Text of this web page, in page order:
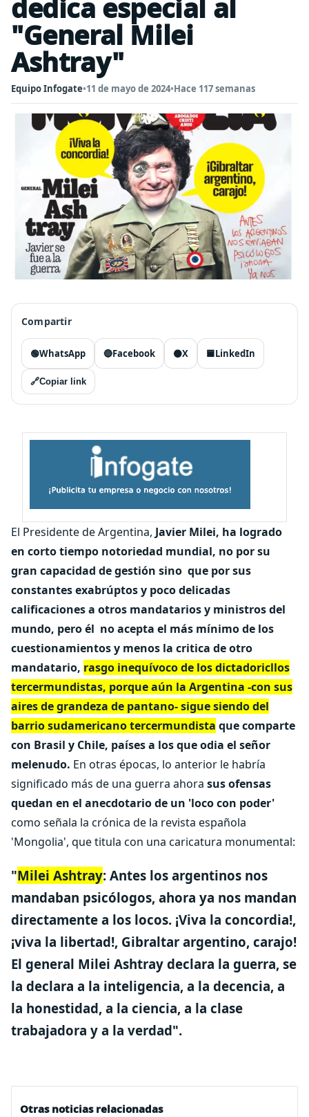
dedica especial al
"General Milei
Ashtray"
Equipo Infogate•11 de mayo de 2024•Hace 117 semanas
Compartir
🟢WhatsApp 🔵Facebook ⚫X 🟦LinkedIn
🔗Copiar link
El Presidente de Argentina, Javier Milei, ha logrado
en corto tiempo notoriedad mundial, no por su
gran capacidad de gestión sino que por sus
constantes exabrúptos y poco delicadas
calificaciones a otros mandatarios y ministros del
mundo, pero él no acepta el más mínimo de los
cuestionamientos y menos la critica de otro
mandatario, rasgo inequívoco de los dictadoricllos
tercermundistas, porque aún la Argentina -con sus
aires de grandeza de pantano- sigue siendo del
barrio sudamericano tercermundista que comparte
con Brasil y Chile, países a los que odia el señor
melenudo. En otras épocas, lo anterior le habría
significado más de una guerra ahora sus ofensas
quedan en el anecdotario de un 'loco con poder'
como señala la crónica de la revista española
'Mongolia', que titula con una caricatura monumental:
"Milei Ashtray: Antes los argentinos nos
mandaban psicólogos, ahora ya nos mandan
directamente a los locos. ¡Viva la concordia!,
¡viva la libertad!, Gibraltar argentino, carajo!
El general Milei Ashtray declara la guerra, se
la declara a la inteligencia, a la decencia, a
la honestidad, a la ciencia, a la clase
trabajadora y a la verdad".
Otras noticias relacionadas